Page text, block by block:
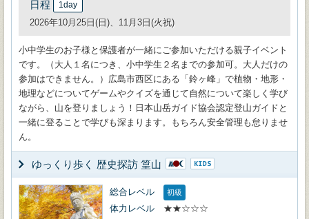
日程 1day
2026年10月25日(日)、11月3日(火祝)
小中学生のお子様と保護者が一緒にご参加いただける親子イベント
です。（大人１名につき、小中学生２名までの参加可。大人だけの
参加はできません。）広島市西区にある「鈴ヶ峰」で植物・地形・
地理などについてゲームやクイズを通じて自然について楽しく学び
ながら、山を登りましょう！日本山岳ガイド協会認定登山ガイドと
一緒に登ることで学びも深まります。もちろん安全管理も怠りませ
ん。
ゆっくり歩く 歴史探訪 篁山
総合レベル 初級
体力レベル
★★☆☆☆